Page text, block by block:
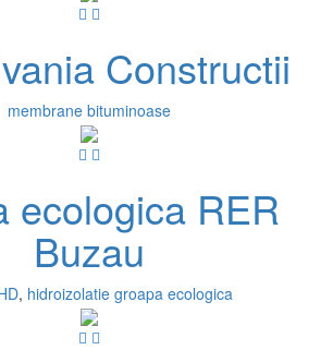
Constructii
membrane bituminoase
ecologica RER
Buzau
, hidroizolatie groapa ecologica